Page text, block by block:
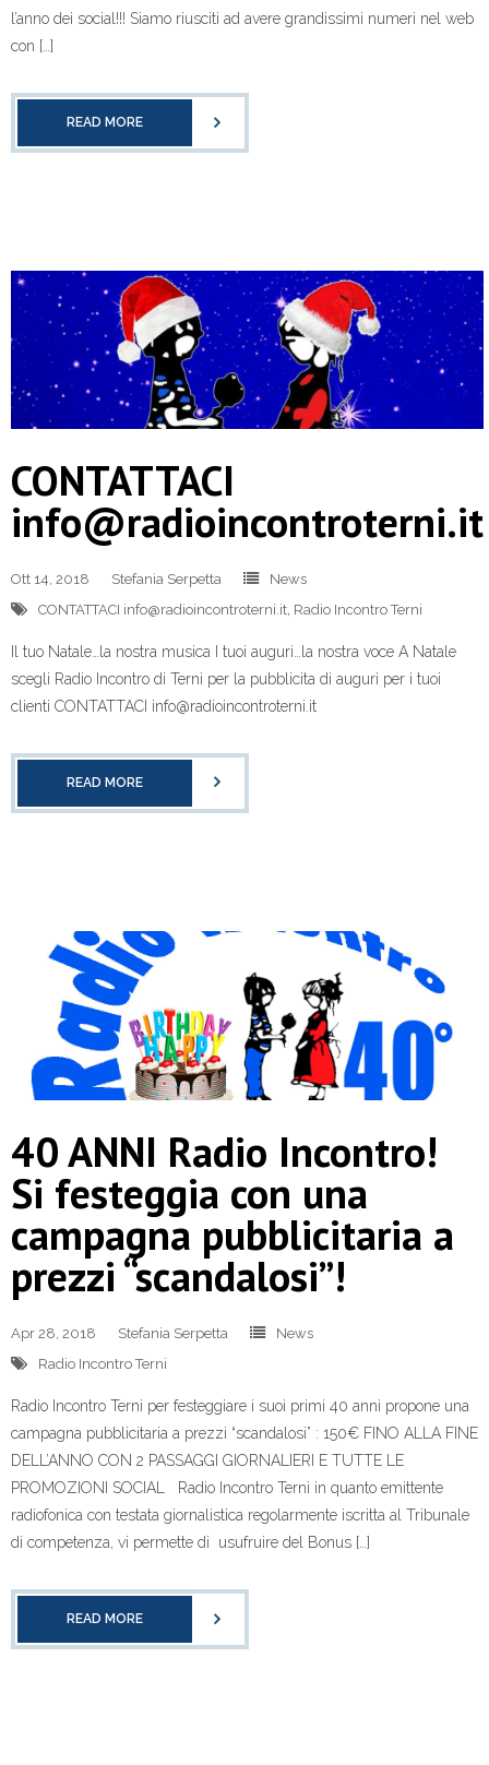
l’anno dei social!!! Siamo riusciti ad avere grandissimi numeri nel web
con […]
READ MORE
CONTATTACI
info@radioincontroterni.it
Ott 14, 2018 Stefania Serpetta
News
CONTATTACI info@radioincontroterni.it Radio Incontro Terni
Il tuo Natale…la nostra musica I tuoi auguri…la nostra voce A Natale
scegli Radio Incontro di Terni per la pubblicita di auguri per i tuoi
clienti CONTATTACI info@radioincontroterni.it
READ MORE
40 ANNI Radio Incontro!
Si festeggia con una
campagna pubblicitaria a
prezzi “scandalosi”!
Apr 28, 2018 Stefania Serpetta
News
Radio Incontro Terni
Radio Incontro Terni per festeggiare i suoi primi 40 anni propone una
campagna pubblicitaria a prezzi “scandalosi” : 150€ FINO ALLA FINE
DELL’ANNO CON 2 PASSAGGI GIORNALIERI E TUTTE LE
PROMOZIONI SOCIAL Radio Incontro Terni in quanto emittente
radiofonica con testata giornalistica regolarmente iscritta al Tribunale
di competenza, vi permette di usufruire del Bonus […]
READ MORE